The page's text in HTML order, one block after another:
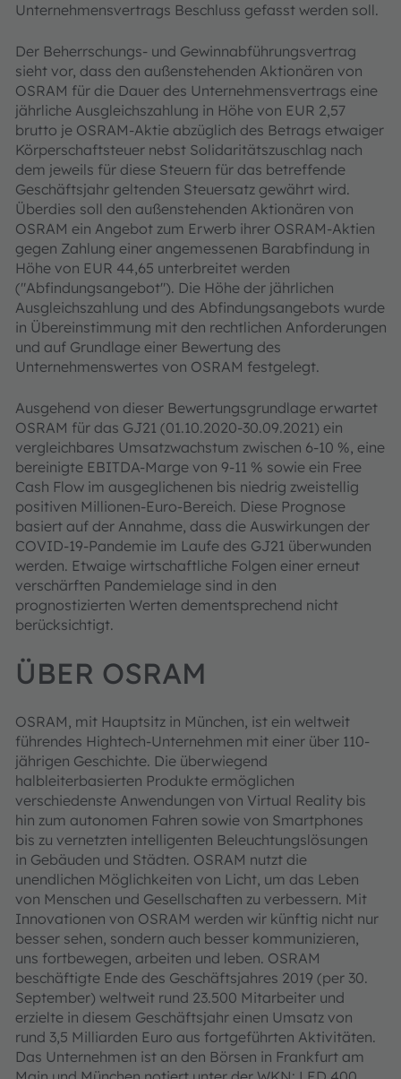
Unternehmensvertrags Beschluss gefasst werden soll.
Der Beherrschungs- und Gewinnabführungsvertrag
sieht vor, dass den außenstehenden Aktionären von
OSRAM für die Dauer des Unternehmensvertrags eine
jährliche Ausgleichszahlung in Höhe von EUR 2,57
brutto je OSRAM-Aktie abzüglich des Betrags etwaiger
Körperschaftsteuer nebst Solidaritätszuschlag nach
dem jeweils für diese Steuern für das betreffende
Geschäftsjahr geltenden Steuersatz gewährt wird.
Überdies soll den außenstehenden Aktionären von
OSRAM ein Angebot zum Erwerb ihrer OSRAM-Aktien
gegen Zahlung einer angemessenen Barabfindung in
Höhe von EUR 44,65 unterbreitet werden
("Abfindungsangebot"). Die Höhe der jährlichen
Ausgleichszahlung und des Abfindungsangebots wurde
in Übereinstimmung mit den rechtlichen Anforderungen
und auf Grundlage einer Bewertung des
Unternehmenswertes von OSRAM festgelegt.
Ausgehend von dieser Bewertungsgrundlage erwartet
OSRAM für das GJ21 (01.10.2020-30.09.2021) ein
vergleichbares Umsatzwachstum zwischen 6-10 %, eine
bereinigte EBITDA-Marge von 9-11 % sowie ein Free
Cash Flow im ausgeglichenen bis niedrig zweistellig
positiven Millionen-Euro-Bereich. Diese Prognose
basiert auf der Annahme, dass die Auswirkungen der
COVID-19-Pandemie im Laufe des GJ21 überwunden
werden. Etwaige wirtschaftliche Folgen einer erneut
verschärften Pandemielage sind in den
prognostizierten Werten dementsprechend nicht
berücksichtigt.
ÜBER OSRAM
OSRAM, mit Hauptsitz in München, ist ein weltweit
führendes Hightech-Unternehmen mit einer über 110-
jährigen Geschichte. Die überwiegend
halbleiterbasierten Produkte ermöglichen
verschiedenste Anwendungen von Virtual Reality bis
hin zum autonomen Fahren sowie von Smartphones
bis zu vernetzten intelligenten Beleuchtungslösungen
in Gebäuden und Städten. OSRAM nutzt die
unendlichen Möglichkeiten von Licht, um das Leben
von Menschen und Gesellschaften zu verbessern. Mit
Innovationen von OSRAM werden wir künftig nicht nur
besser sehen, sondern auch besser kommunizieren,
uns fortbewegen, arbeiten und leben. OSRAM
beschäftigte Ende des Geschäftsjahres 2019 (per 30.
September) weltweit rund 23.500 Mitarbeiter und
erzielte in diesem Geschäftsjahr einen Umsatz von
rund 3,5 Milliarden Euro aus fortgeführten Aktivitäten.
Das Unternehmen ist an den Börsen in Frankfurt am